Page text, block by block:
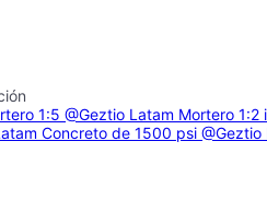
1:5 @Geztio Latam Mortero 1:2
Concreto de 1500 psi @Geztio